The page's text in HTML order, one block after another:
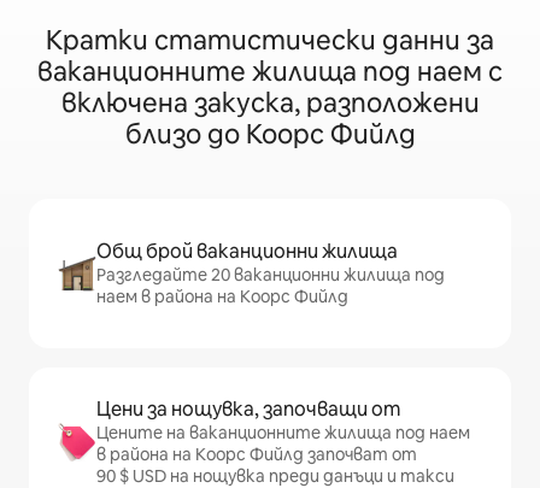
Кратки статистически данни за
ваканционните жилища под наем с
включена закуска, разположени
близо до Коорс Фийлд
Общ брой ваканционни жилища
Разгледайте 20 ваканционни жилища под
наем в района на Коорс Фийлд
Цени за нощувка, започващи от
Цените на ваканционните жилища под наем
в района на Коорс Фийлд започват от
90 $ USD на нощувка преди данъци и такси